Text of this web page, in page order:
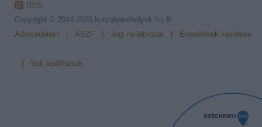
RSS
Copyright © 2014-2026 kutyabarathelyek.hu ®
Adatvédelem
ÁSZF Jogi nyilatkozat Értesítések kezelése
Süti beállítások